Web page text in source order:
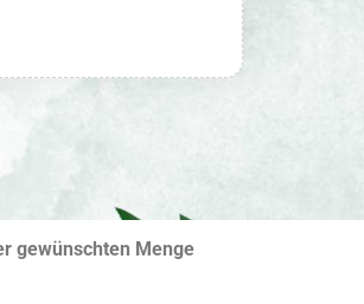
gewünschten Menge